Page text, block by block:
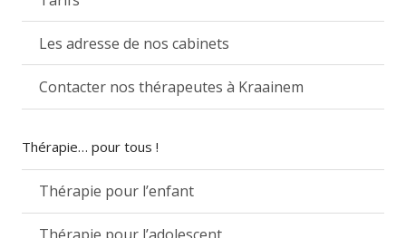
Les adresse de nos cabinets
Contacter nos thérapeutes à Kraainem
Thérapie… pour tous !
Thérapie pour l’enfant